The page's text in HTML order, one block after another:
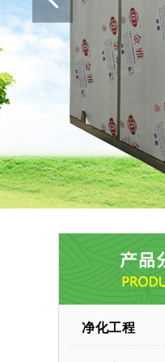
净化工程